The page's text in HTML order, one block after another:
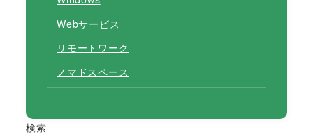
Webサービス
リモートワーク
ノマドスペース
検索